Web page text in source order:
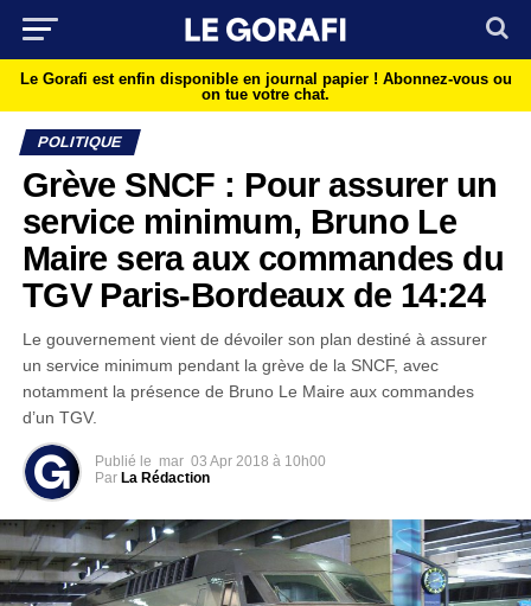
Le Gorafi est enfin disponible en journal papier ! Abonnez-vous ou
on tue votre chat.
POLITIQUE
Grève SNCF : Pour assurer un
service minimum, Bruno Le
Maire sera aux commandes du
TGV Paris-Bordeaux de 14:24
Le gouvernement vient de dévoiler son plan destiné à assurer
un service minimum pendant la grève de la SNCF, avec
notamment la présence de Bruno Le Maire aux commandes
d’un TGV.
Publié le mar 03 Apr 2018 à 10h00
Par La Rédaction